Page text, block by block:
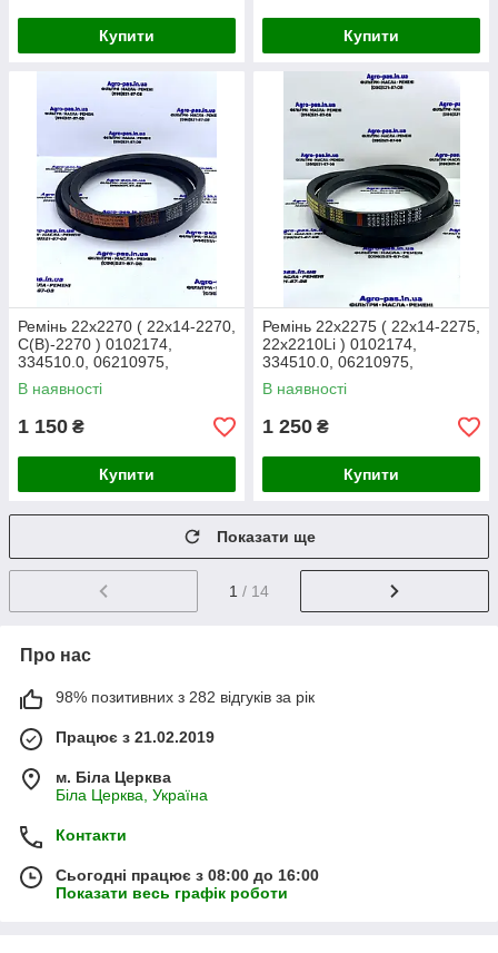
Купити Купити
Ремінь 22x2270 ( 22x14-2270,
С(В)-2270 ) 0102174,
334510.0, 06210975,
D41950900, H27433,
71380655, 834058M1
В наявності
1 150 ₴
Купити
Ремінь 22x2275 ( 22x14-2275,
22x2210Li ) 0102174,
334510.0, 06210975,
D41950900, H27433,
71380655, 785585M1
В наявності
1 250 ₴
Купити
Показати ще
1 / 14
Про нас
98% позитивних з 282 відгуків за рік
Працює з 21.02.2019
м. Біла Церква
Біла Церква, Україна
Контакти
Сьогодні працює з 08:00 до 16:00
Показати весь графік роботи